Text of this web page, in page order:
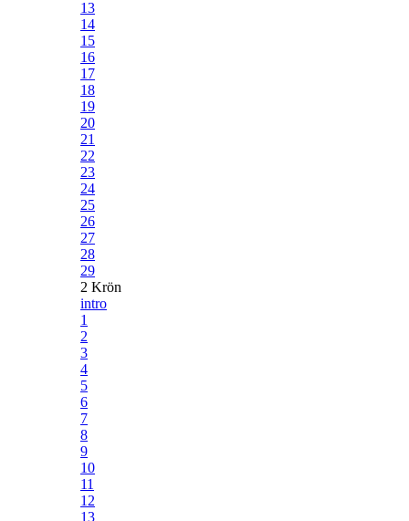
13
14
15
16
17
18
19
20
21
22
23
24
25
26
27
28
29
2 Krön
intro
1
2
3
4
5
6
7
8
9
10
11
12
13